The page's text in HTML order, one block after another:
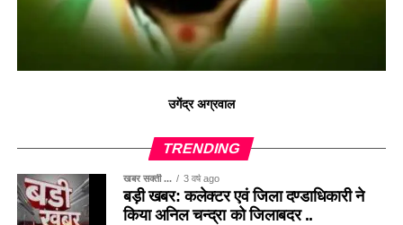
उगेंद्र अग्रवाल
TRENDING
खबर सक्ती ... 3 वर्ष ago
बड़ी खबर: कलेक्टर एवं जिला दण्डाधिकारी ने
किया अनिल चन्द्रा को जिलाबदर ..